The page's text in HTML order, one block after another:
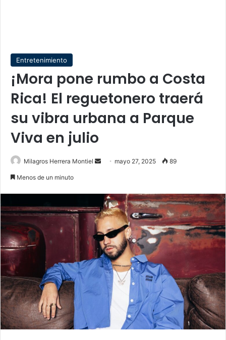
Entretenimiento
¡Mora pone rumbo a Costa
Rica! El reguetonero traerá
su vibra urbana a Parque
Viva en julio
Milagros Herrera Montiel
Send mayo 27, 2025 89
Menos de un minuto